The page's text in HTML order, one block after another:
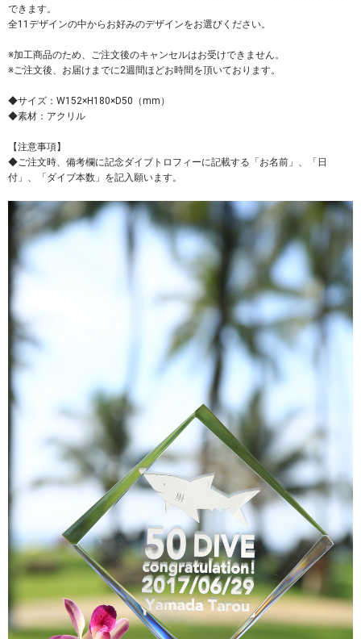
できます。
全11デザインの中からお好みのデザインをお選びください。
※加工商品のため、ご注文後のキャンセルはお受けできません。
※ご注文後、お届けまでに2週間ほどお時間を頂いております。
◆サイズ：W152×H180×D50（mm）
◆素材：アクリル
【注意事項】
◆ご注文時、備考欄に記念ダイブトロフィーに記載する「お名前」、「日
付」、「ダイブ本数」を記入願います。